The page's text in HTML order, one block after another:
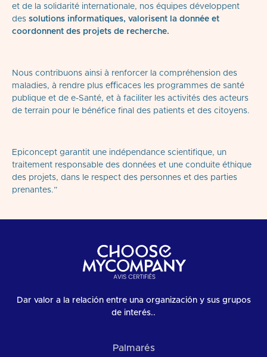
et de la solidarité internationale, nos équipes développent
des solutions informatiques, valorisent la donnée et
coordonnent des projets de recherche.
Nous contribuons ainsi à renforcer la compréhension des
maladies, à rendre plus eﬀicaces les programmes de santé
publique et de e-Santé, et à faciliter les activités des acteurs
de terrain pour le bénéfice final des patients et des citoyens.
Epiconcept garantit une indépendance scientifique, un
traitement responsable des données et une conduite éthique
des projets, dans le respect des personnes et des parties
prenantes.”
Dar valor a la relación entre una organización y sus grupos
de interés..
Palmarés